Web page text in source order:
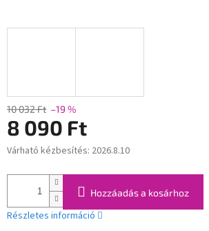
10 032 Ft –19 %
8 090 Ft
Egységár:
Várható kézbesítés: 2026.8.10
Hozzáadás a kosárhoz
Részletes információ